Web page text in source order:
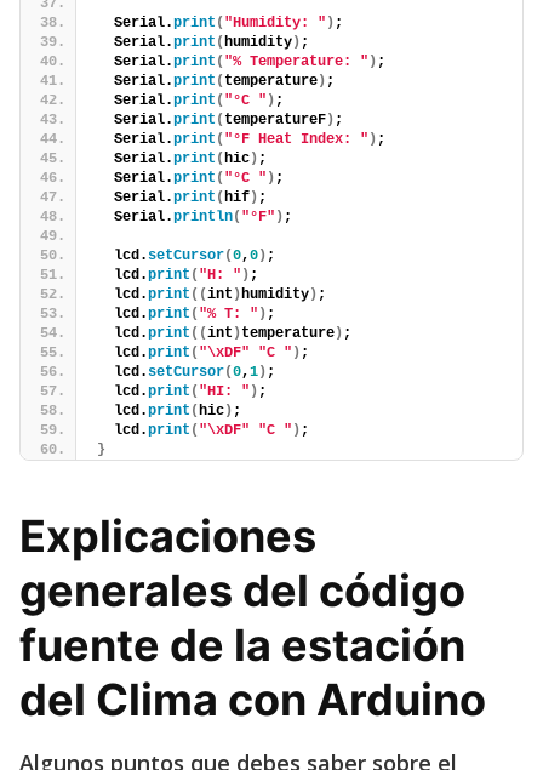
  Serial.
print ( "Humidity: " ) ;
  Serial.
print (humidity) ;
  Serial.
print ( "% Temperature: " ) ;
  Serial.
print ( temperature) ;
  Serial.
print ( "°C " ) ;
  Serial.
print ( temperatureF) ;
  Serial.
print ( "°F Heat Index: " ) ;
  Serial.
print (hic) ;
  Serial.
print ( "°C " ) ;
  Serial.
print (hif) ;
  Serial.
println( "°F" ) ;
  lcd.
setCursor(0,0) ;
  lcd.
print ( "H: " ) ;
  lcd.
print ((int )humidity) ;
  lcd.
print ( "% T: " ) ;
  lcd.
print ((int ) temperature) ;
  lcd.
print ( "\xDF" "C " ) ;
  lcd.
setCursor(0,1) ;
  lcd.
print ( "HI: " ) ;
  lcd.
print (hic) ;
  lcd.
print ( "\xDF" "C " ) ;
}
Explicaciones
generales del código
fuente de la estación
del Clima con Arduino
Algunos puntos que debes saber sobre el